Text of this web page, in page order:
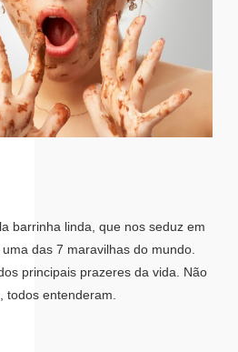
barrinha linda, que nos seduz em
das 7 maravilhas do mundo.
principais prazeres da vida. Não
todos entenderam.